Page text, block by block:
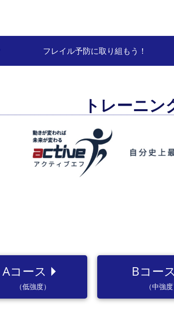
フレイル予防に取り組もう！
トレーニン
Aコースarrow_right
（低強度）
Bコース
（中強度